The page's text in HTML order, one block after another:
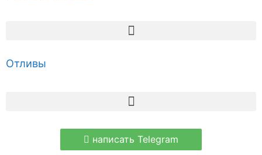
Отливы
написать Telegram